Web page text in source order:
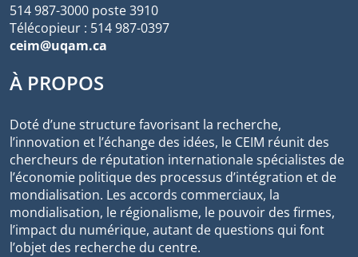
514 987-3000 poste 3910
Télécopieur : 514 987-0397
ceim@uqam.ca
À PROPOS
Doté d’une structure favorisant la recherche,
l’innovation et l’échange des idées, le CEIM réunit des
chercheurs de réputation internationale spécialistes de
l’économie politique des processus d’intégration et de
mondialisation. Les accords commerciaux, la
mondialisation, le régionalisme, le pouvoir des firmes,
l’impact du numérique, autant de questions qui font
l’objet des recherche du centre.